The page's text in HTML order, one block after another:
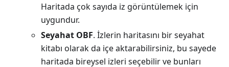
Haritada çok sayıda iz görüntülemek için
uygundur.
Seyahat OBF. İzlerin haritasını bir seyahat
kitabı olarak da içe aktarabilirsiniz, bu sayede
haritada bireysel izleri seçebilir ve bunları